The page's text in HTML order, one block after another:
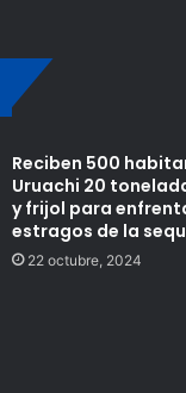
Reciben 500
Uruachi 20
y frijol para
estragos de la
22 octubre, 2024